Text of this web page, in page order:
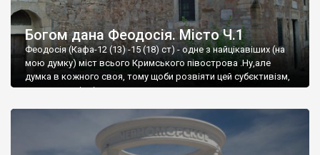
Богом дана Феодосія. Місто Ч.1
Феодосія (Кафа-12 (13) -15 (18) ст) - одне з найцікавіших (на
мою думку) міст всього Кримського півострова .Ну,але
думка в кожного своя, тому щоби розвіяти цей субєктивізм,
запрошую відвідати це